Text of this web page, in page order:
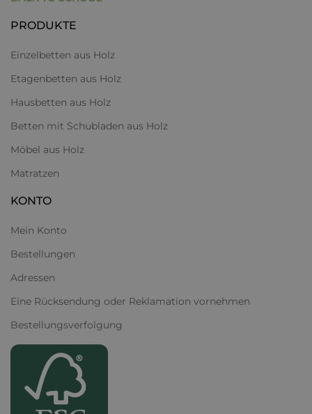
VERTRAUEN KANNST
Kiefernsperrholz - die Kombination aus
Langlebigkeit und natürlicher Schönheit
PRODUKTE
Einzelbetten aus Holz
Etagenbetten aus Holz
Hausbetten aus Holz
Betten mit Schubladen aus Holz
Möbel aus Holz
Matratzen
KONTO
Mein Konto
Bestellungen
Adressen
Eine Rücksendung oder Reklamation vornehmen
Bestellungsverfolgung